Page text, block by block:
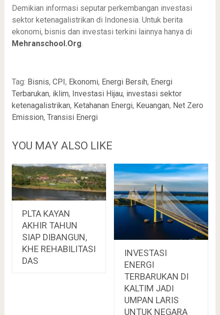
Demikian informasi seputar perkembangan investasi
sektor ketenagalistrikan di Indonesia. Untuk berita
ekonomi, bisnis dan investasi terkini lainnya hanya di
Mehranschool.Org.
Tag: Bisnis, CPI, Ekonomi, Energi Bersih, Energi
Terbarukan, iklim, Investasi Hijau, investasi sektor
ketenagalistrikan, Ketahanan Energi, Keuangan, Net Zero
Emission, Transisi Energi
YOU MAY ALSO LIKE
PLTA KAYAN
AKHIR TAHUN
SIAP DIBANGUN,
KHE REHABILITASI
DAS
INVESTASI
ENERGI
TERBARUKAN DI
KALTIM JADI
UMPAN LARIS
UNTUK NEGARA